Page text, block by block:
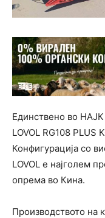
Единствено во
LOVOL RG108
Конфигурација со
LOVOL е најголем
опрема во Кина.
Производството на